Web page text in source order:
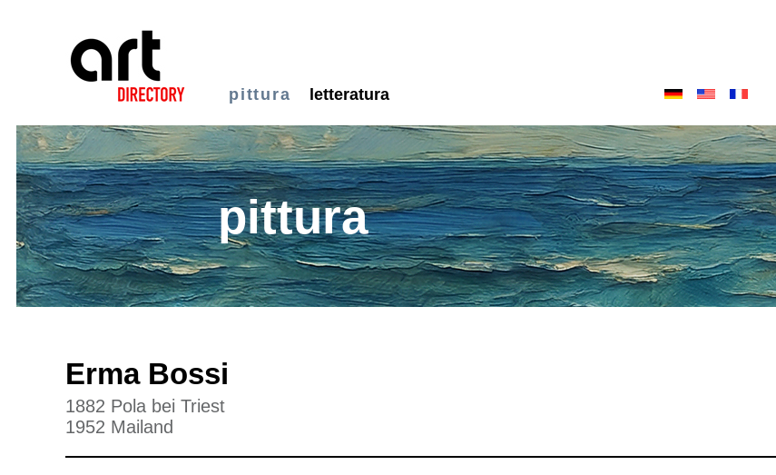
pittura letteratura
pittura
Erma Bossi
1882 Pola bei Triest
1952 Mailand